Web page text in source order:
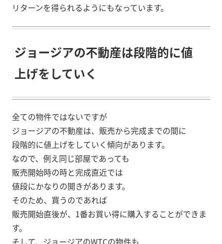
リターンを得られるようにもなっています。
ジョージアの不動産は段階的に値
上げをしていく
全ての物件ではないですが
ジョージアの不動産は、販売から完成までの間に
段階的に値上げをしていく傾向があります。
なので、例え同じ部屋であっても
販売開始時の時と完成直近では
値段にかなりの開きがあります。
そのため、買うのであれば
販売開始直後が、1番お買い得に購入することができま
す。
そして、ジョージアのWTCの物件も